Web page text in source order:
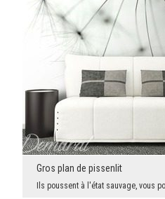
Gros plan de pissenlit